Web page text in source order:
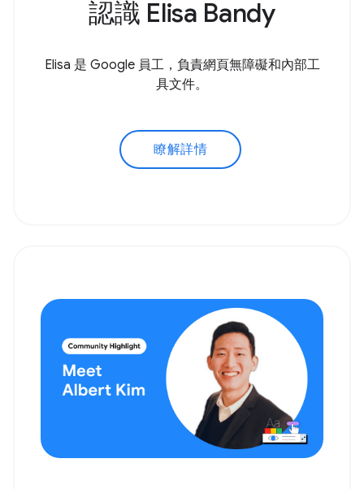
認識 Elisa Bandy
Elisa 是 Google 員工，負責網頁無障礙和內部工
具文件。
瞭解詳情